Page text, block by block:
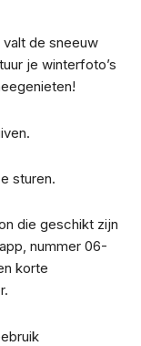
de sneeuw
je winterfoto’s
sturen.
die geschikt zijn
nummer 06-
korte